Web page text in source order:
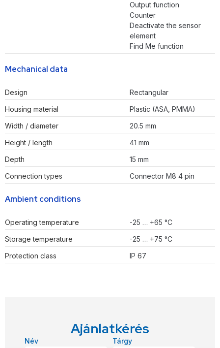
Output function
Counter
Deactivate the sensor
element
Find Me function
Mechanical data
Design
Rectangular
Housing material
Plastic (ASA, PMMA)
Width / diameter
20.5 mm
Height / length
41 mm
Depth
15 mm
Connection types
Connector M8 4 pin
Ambient conditions
Operating temperature
-25 … +65 °C
Storage temperature
-25 … +75 °C
Protection class
IP 67
Ajánlatkérés
Név Tárgy